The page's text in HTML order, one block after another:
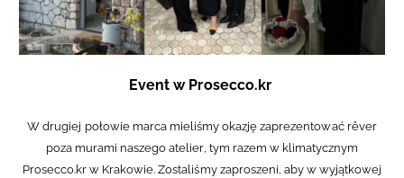
Event w Prosecco.kr
W drugiej połowie marca mieliśmy okazję zaprezentować rêver
poza murami naszego atelier, tym razem w klimatycznym
Prosecco.kr w Krakowie. Zostaliśmy zaproszeni, aby w wyjątkowej